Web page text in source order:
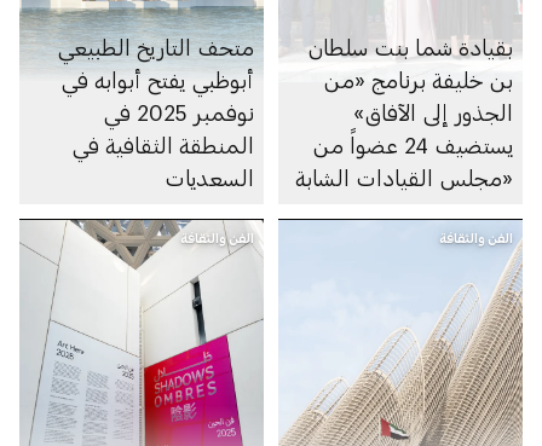
بقيادة شما بنت سلطان
بن خليفة برنامج «من
الجذور إلى الآفاق»
يستضيف 24 عضواً من
«مجلس القيادات الشابة
الاقتصادي العالمي
متحف التاريخ الطبيعي
أبوظبي يفتح أبوابه في
نوفمبر 2025 في
المنطقة الثقافية في
السعديات
الفن والثقافة الفن والثقافة